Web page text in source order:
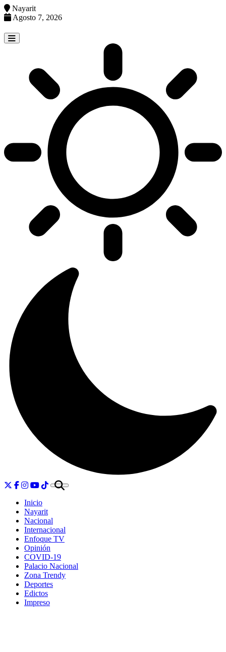
Nayarit
Agosto 7, 2026
to
content
Inicio
Nayarit
Nacional
Internacional
Enfoque TV
Opinión
COVID-19
Palacio Nacional
Zona Trendy
Deportes
Edictos
Impreso